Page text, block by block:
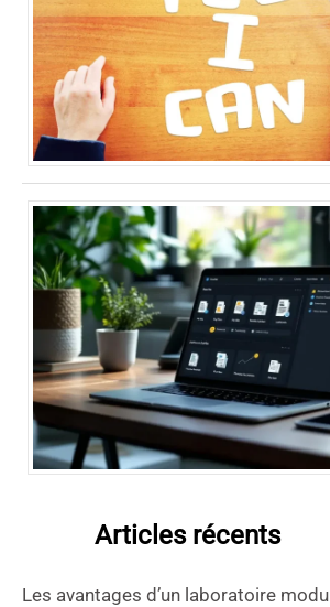
Articles récents
Les avantages d’un laboratoire